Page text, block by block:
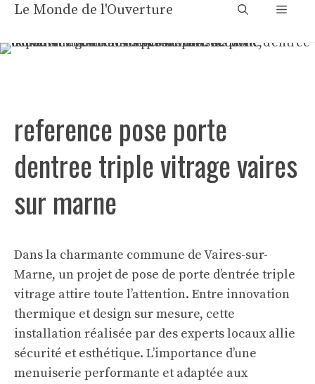
Aller
contenu
Le Monde de l'Ouverture Menu
reference pose porte
dentree triple vitrage vaires
sur marne
Dans la charmante commune de Vaires-sur-
Marne, un projet de pose de porte d’entrée triple
vitrage attire toute l’attention. Entre innovation
thermique et design sur mesure, cette
installation réalisée par des experts locaux allie
sécurité et esthétique. L’importance d’une
menuiserie performante et adaptée aux